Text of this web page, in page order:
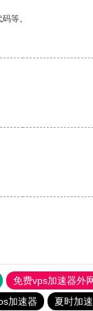
等。
免费vps加速器外
加速器 夏时加